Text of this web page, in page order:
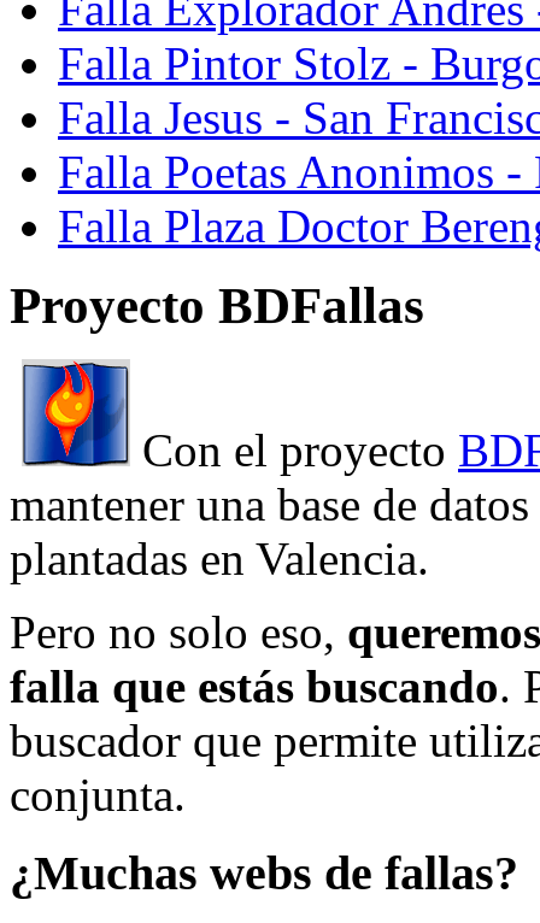
Falla Pintor Stolz -
Falla Jesus - San
Falla Poetas Anonimos
Falla Plaza Doctor
Proyecto BDFallas
Con el proyecto
mantener una base de
plantadas en Valencia.
Pero no solo eso,
falla que estás buscando.
buscador que permite
conjunta.
¿Muchas webs de fallas?